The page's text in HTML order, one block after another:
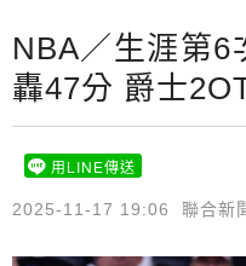
NBA／生涯第6
轟47分 爵士
2025-11-17 19:06 聯合新
用LINE傳送